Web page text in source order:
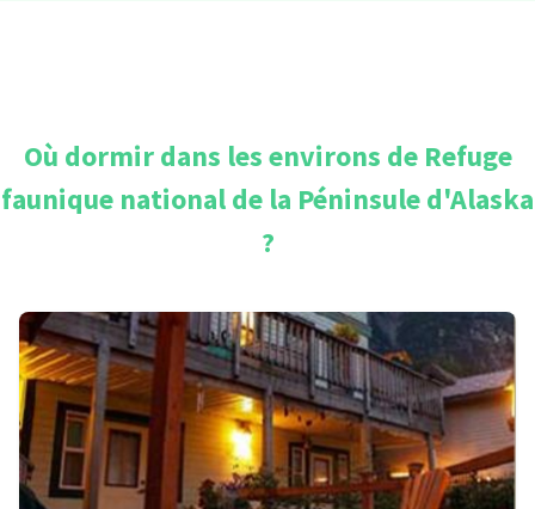
Où dormir dans les environs de Refuge
faunique national de la Péninsule d'Alaska
?